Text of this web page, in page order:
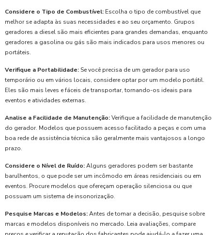
Considere o Tipo de Combustível: Escolha o tipo de combustível que
melhor se adapta às suas necessidades e ao seu orçamento. Grupos
geradores a diesel são mais eficientes para grandes demandas, enquanto
geradores a gasolina ou gás são mais indicados para usos menores ou
portáteis.
Verifique a Portabilidade: Se você precisa de um gerador para uso
temporário ou em vários locais, considere optar por um modelo portátil.
Eles são mais leves e fáceis de transportar, tornando-os ideais para
eventos e atividades externas.
Analise a Facilidade de Manutenção:Verifique a facilidade de manutenção
do gerador. Modelos que possuem acesso facilitado a peças e com uma
boa rede de assistência técnica são geralmente mais vantajosos a longo
prazo.
Considere o Nível de Ruído:Alguns geradores podem ser bastante
barulhentos, o que pode ser um incômodo em áreas residenciais ou em
eventos. Procure modelos que ofereçam operação silenciosa ou que
possuam um sistema de insonorização.
Pesquise Marcas e Modelos:Antes de tomar a decisão, pesquise sobre
marcas e modelos disponíveis no mercado. Leia avaliações, compare